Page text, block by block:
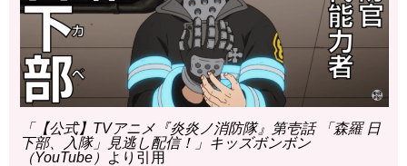
「【公式】TVアニメ『炎炎ノ消防隊』第壱話 「森羅 日
下部、入隊」見逃し配信！」キッズボンボン
（YouTube）
より引用